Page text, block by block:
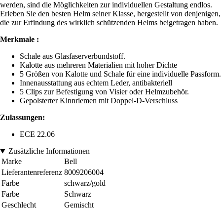
werden, sind die Möglichkeiten zur individuellen Gestaltung endlos.
Erleben Sie den besten Helm seiner Klasse, hergestellt von denjenigen,
die zur Erfindung des wirklich schützenden Helms beigetragen haben.
Merkmale :
Schale aus Glasfaserverbundstoff.
Kalotte aus mehreren Materialien mit hoher Dichte
5 Größen von Kalotte und Schale für eine individuelle Passform.
Innenausstattung aus echtem Leder, antibakteriell
5 Clips zur Befestigung von Visier oder Helmzubehör.
Gepolsterter Kinnriemen mit Doppel-D-Verschluss
Zulassungen:
ECE 22.06
Zusätzliche Informationen
Marke
Bell
Lieferantenreferenz 8009206004
Farbe
schwarz/gold
Farbe
Schwarz
Geschlecht
Gemischt